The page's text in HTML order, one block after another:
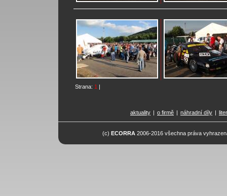
Strana: 1 |
aktuality | o firmě | náhradní díly |
(c) ECORRA 2006-2016 všechna práva